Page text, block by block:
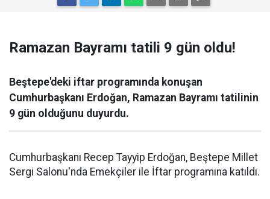
Ramazan Bayramı tatili 9 gün oldu!
Beştepe'deki iftar programında konuşan
Cumhurbaşkanı Erdoğan, Ramazan Bayramı tatilinin
9 gün olduğunu duyurdu.
Cumhurbaşkanı Recep Tayyip Erdoğan, Beştepe Millet
Sergi Salonu'nda Emekçiler ile İftar programına katıldı.